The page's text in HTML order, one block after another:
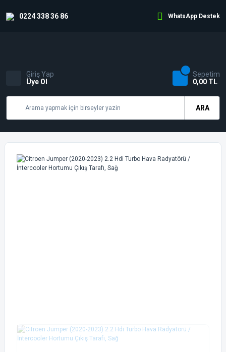
0224 338 36 86 WhatsApp Destek
ARA
Giriş Yap
Üye Ol
Sepetim
0,00 TL